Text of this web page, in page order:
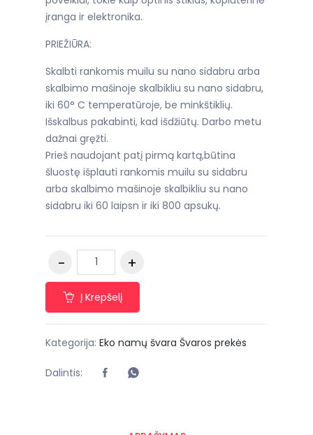
įranga ir elektronika.
PRIEŽIŪRA:
Skalbti rankomis muilu su nano sidabru arba
skalbimo mašinoje skalbikliu su nano sidabru,
iki 60° C temperatūroje, be minkštiklių.
Išskalbus pakabinti, kad išdžiūtų. Darbo metu
dažnai gręžti.
Prieš naudojant patį pirmą kartą,būtina
šluostę išplauti rankomis muilu su sidabru
arba skalbimo mašinoje skalbikliu su nano
sidabru iki 60 laipsn ir iki 800 apsukų.
Į Krepšelį
Kategorija: Eko namų švara Švaros prekės
Dalintis: